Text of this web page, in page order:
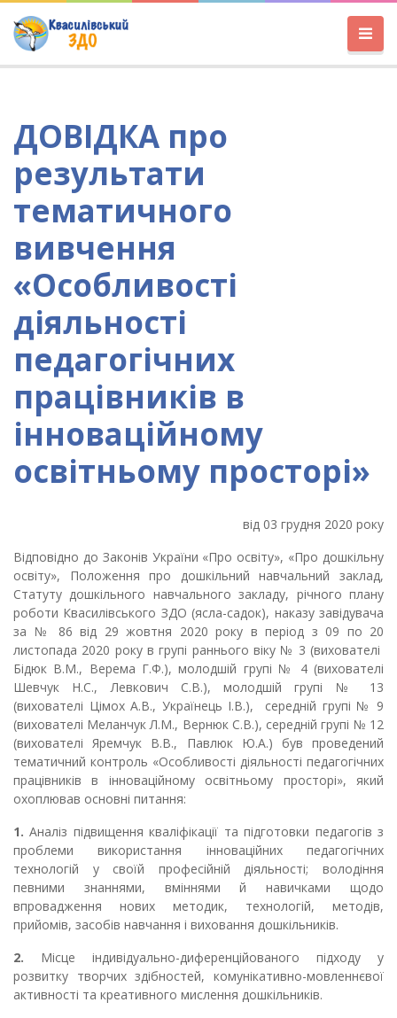
ДОВІДКА про
результати
тематичного
вивчення
«Особливості
діяльності
педагогічних
працівників в
інноваційному
освітньому просторі»
від 03 грудня 2020 року
Відповідно до Законів України «Про освіту», «Про дошкільну
освіту», Положення про дошкільний навчальний заклад,
Статуту дошкільного навчального закладу, річного плану
роботи Квасилівського ЗДО (ясла-садок), наказу завідувача
за № 86 від 29 жовтня 2020 року в період з 09 по 20
листопада 2020 року в групі раннього віку № 3 (вихователі
Бідюк В.М., Верема Г.Ф.), молодшій групі № 4 (вихователі
Шевчук Н.С., Левкович С.В.), молодшій групі № 13
(вихователі Цімох А.В., Українець І.В.), середній групі № 9
(вихователі Меланчук Л.М., Вернюк С.В.), середній групі № 12
(вихователі Яремчук В.В., Павлюк Ю.А.) був проведений
тематичний контроль «Особливості діяльності педагогічних
працівників в інноваційному освітньому просторі», який
охоплював основні питання:
1.Аналіз підвищення кваліфікації та підготовки педагогів з
проблеми використання інноваційних педагогічних
технологій у своїй професійній діяльності; володіння
певними знаннями, вміннями й навичками щодо
впровадження нових методик, технологій, методів,
прийомів, засобів навчання і виховання дошкільників.
2. Місце індивідуально-диференційованого підходу у
розвитку творчих здібностей, комунікативно-мовленнєвої
активності та креативного мислення дошкільників.